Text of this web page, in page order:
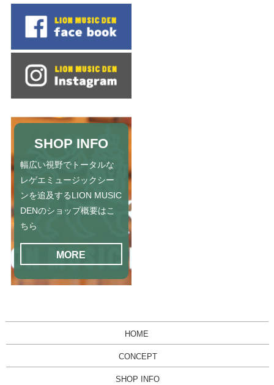
SHOP INFO
幅広い視野でトータルな
レゲエミュージックシー
ンを追及するLION MUSIC
DENのショップ概要はこ
ちら
MORE
HOME
CONCEPT
SHOP INFO